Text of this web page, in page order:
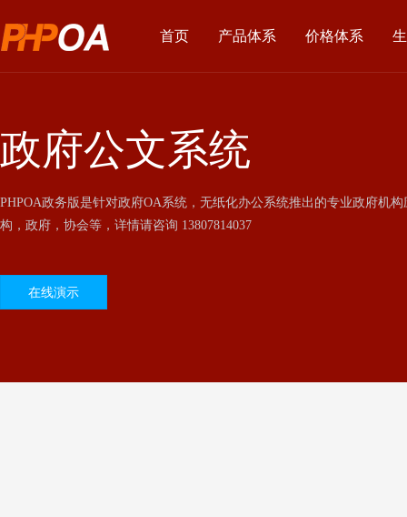
首页 产品体系 价格体系
政府公文系统
PHPOA政务版是针对政府OA系统，无纸化办公系统推出的专业政府机
构，政府，协会等，详情请咨询 13807814037
在线演示